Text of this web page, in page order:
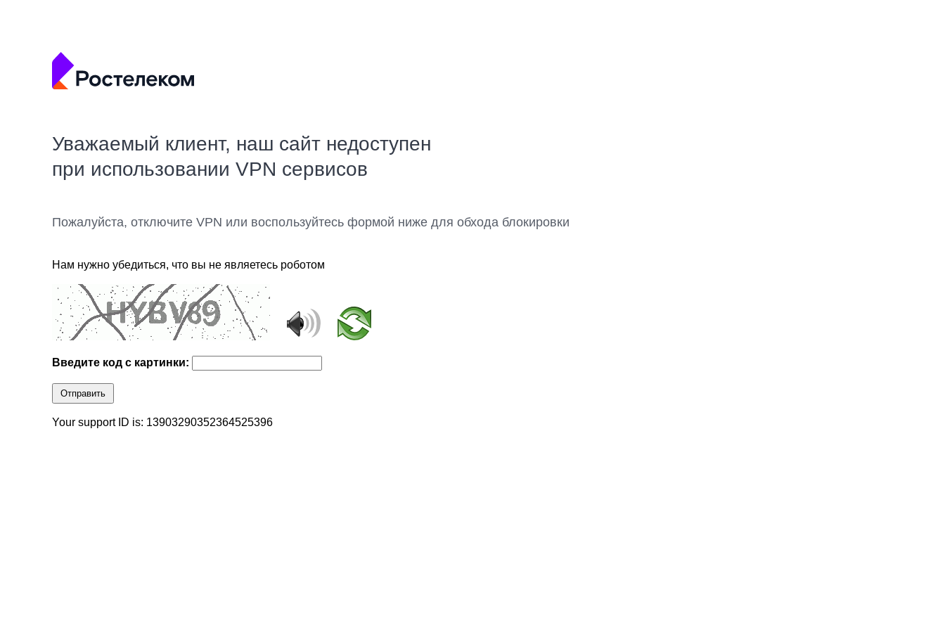
Уважаемый клиент, наш сайт недоступен
при использовании VPN сервисов
Пожалуйста, отключите VPN или воспользуйтесь формой ниже для обхода блокировки
Нам нужно убедиться, что вы не являетесь роботом
Введите код с картинки:
Отправить
Your support ID is: 13903290352364525396